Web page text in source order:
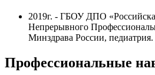
2019г. - ГБОУ ДПО
Непрерывного
Минздрава России, педиатрия.
Профессиональные